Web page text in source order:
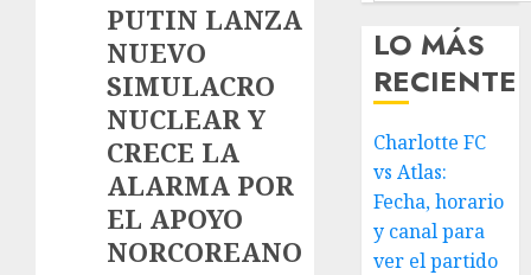
PUTIN LANZA
NUEVO
SIMULACRO
NUCLEAR Y
CRECE LA
ALARMA POR
EL APOYO
NORCOREANO
LO MÁS
RECIENTE
Charlotte FC
vs Atlas:
Fecha, horario
y canal para
ver el partido